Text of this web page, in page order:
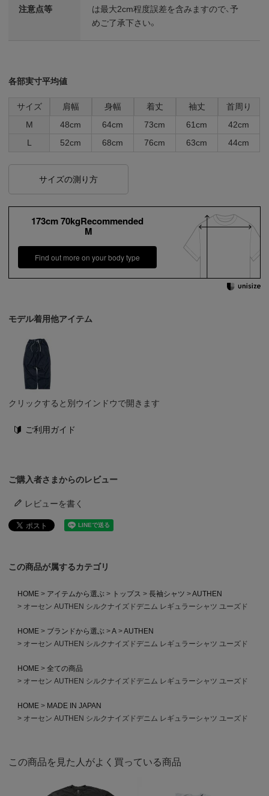
注意点等
は最大2cm程度誤差を含みますので、予
めご了承下さい。
各部実寸平均値
サイズ 肩幅 身幅 着丈 袖丈
首周り
M
48cm 64cm 73cm 61cm
42cm
L
52cm 68cm 76cm 63cm 44cm
サイズの測り方
173cm 70kgRecommended
M
Find out more on your body type
モデル着用他アイテム
クリックすると別ウインドウで開きます
ご利用ガイド
ご購入者さまからのレビュー
レビューを書く
この商品が属するカテゴリ
HOME アイテムから選ぶ トップス 長袖シャツ
AUTHEN
オーセン AUTHEN シルクナイズドデニム レギュラーシャツ ユーズド
HOME ブランドから選ぶ A
AUTHEN
オーセン AUTHEN シルクナイズドデニム レギュラーシャツ ユーズド
HOME
全ての商品
オーセン AUTHEN シルクナイズドデニム レギュラーシャツ ユーズド
HOME
MADE IN JAPAN
オーセン AUTHEN シルクナイズドデニム レギュラーシャツ ユーズド
この商品を見た人がよく買っている商品